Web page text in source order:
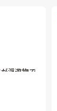
浮遊物で
させよう
いでしょ